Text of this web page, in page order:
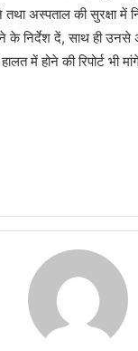
अस्पताल की सुरक्षा में
के निर्देश दें, साथ ही
में होने की रिपोर्ट भी